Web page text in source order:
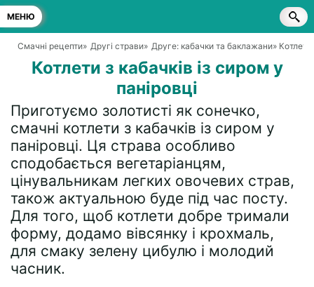
МЕНЮ
Смачні рецепти» Другі страви» Друге: кабачки та баклажани» Котлети
Котлети з кабачків із сиром у
паніровці
Приготуємо золотисті як сонечко,
смачні котлети з кабачків із сиром у
паніровці. Ця страва особливо
сподобається вегетаріанцям,
цінувальникам легких овочевих страв,
також актуальною буде під час посту.
Для того, щоб котлети добре тримали
форму, додамо вівсянку і крохмаль,
для смаку зелену цибулю і молодий
часник.